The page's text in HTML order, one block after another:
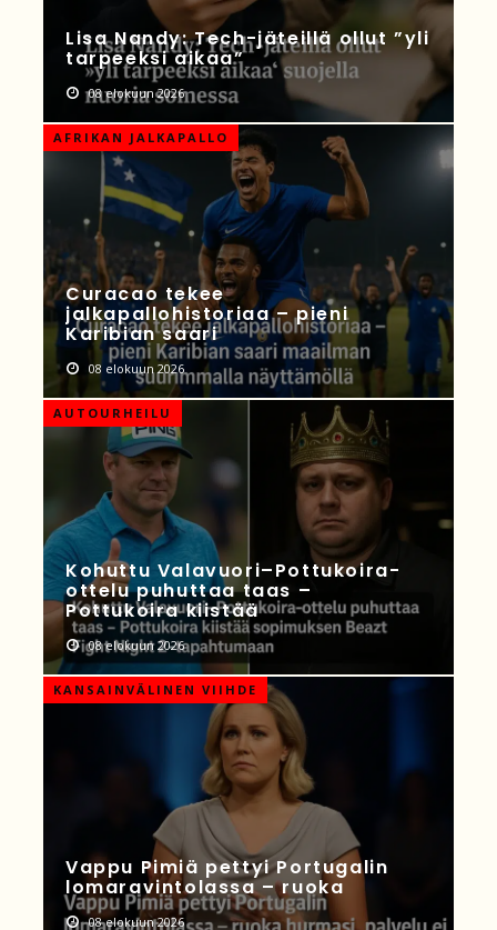
Lisa Nandy: Tech-jäteillä ollut ”yli
tarpeeksi aikaa”
08 elokuun 2026
AFRIKAN JALKAPALLO
Curacao tekee
jalkapallohistoriaa – pieni
Karibian saari
08 elokuun 2026
AUTOURHEILU
Kohuttu Valavuori–Pottukoira-
ottelu puhuttaa taas –
Pottukoira kiistää
08 elokuun 2026
KANSAINVÄLINEN VIIHDE
Vappu Pimiä pettyi Portugalin
lomaravintolassa – ruoka
08 elokuun 2026